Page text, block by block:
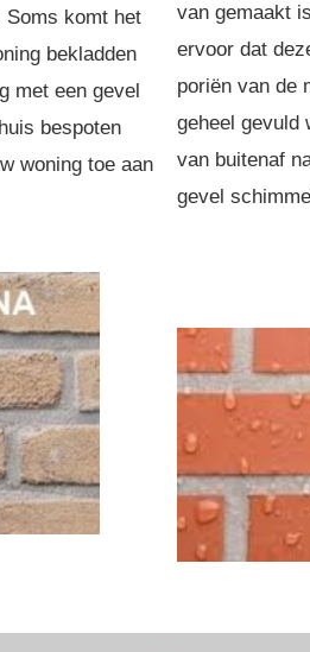
komt het
bekladden
met een gevel
bespoten
woning toe aan
van gemaakt
ervoor dat
poriën van de
geheel gevuld
van buitenaf
gevel